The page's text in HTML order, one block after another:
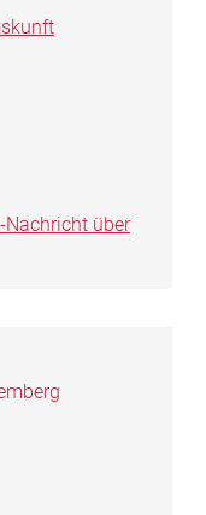
Nachricht über